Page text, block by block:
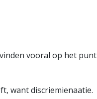
vooral op het punt
want discriemienaatie.